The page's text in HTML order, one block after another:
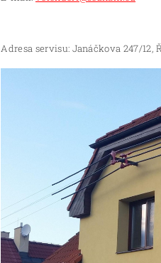
Adresa servisu: Janáčkova 247/12,